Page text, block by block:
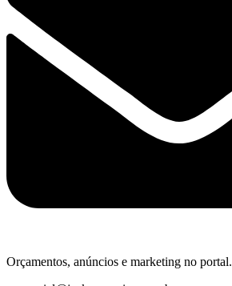
Orçamentos, anúncios e marketing no portal.